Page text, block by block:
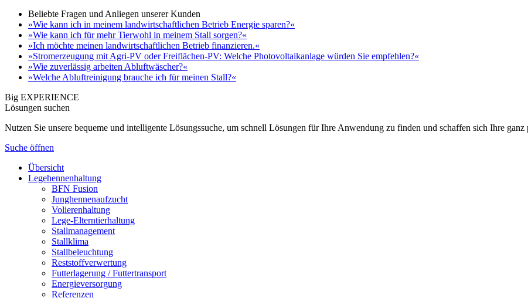
Beliebte Fragen und Anliegen unserer Kunden
»Wie kann ich in meinem landwirtschaftlichen Betrieb Energie sparen?«
»Wie kann ich für mehr Tierwohl in meinem Stall sorgen?«
»Ich möchte meinen landwirtschaftlichen Betrieb finanzieren.«
»Stromerzeugung mit Agri-PV oder Freiflächen-PV: Welche Photovoltaikanlage würden Sie empfehlen?«
»Wie zuverlässig arbeiten Abluftwäscher?«
»Welche Abluftreinigung brauche ich für meinen Stall?«
Big EXPERIENCE
Lösungen suchen
Nutzen Sie unsere bequeme und intelligente Lösungssuche, um schnell Lösungen für Ihre Anwendung zu finden und schaffen sich Ihre
Suche öffnen
Übersicht
Legehennenhaltung
BFN Fusion
Junghennenaufzucht
Volierenhaltung
Lege-Elterntierhaltung
Stallmanagement
Stallklima
Stallbeleuchtung
Reststoffverwertung
Futterlagerung / Futtertransport
Energieversorgung
Referenzen